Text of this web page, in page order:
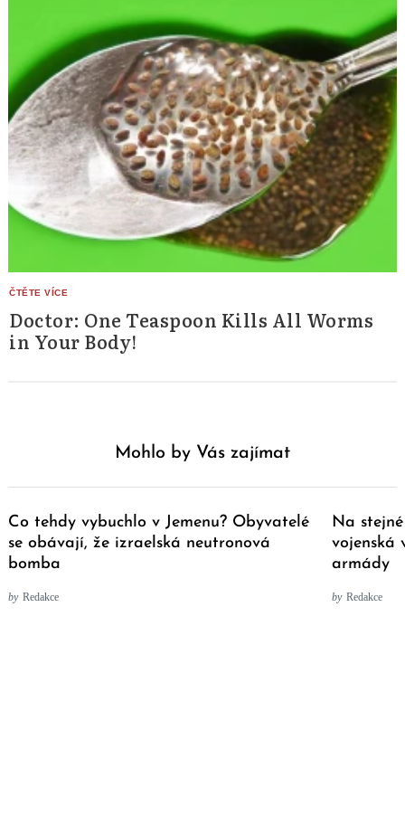
Doctor: One Teaspoon Kills All Worms
in Your Body!
Mohlo by Vás zajímat
Co tehdy vybuchlo v Jemenu? Obyvatelé
se obávají, že izraelská neutronová
bomba
by Redakce
Na
vojenská
armády
by Redakce